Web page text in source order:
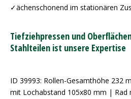
✓ächenschonend im stationären
Tiefziehpressen und
Stahlteilen ist unsere Expertise
ID 39993: Rollen-Gesamthöhe 232
mit Lochabstand 105x80 mm | Rad